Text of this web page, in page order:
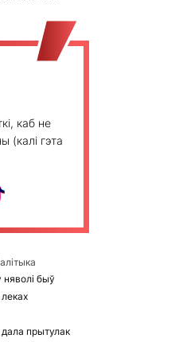
каб не
(калі гэта
няволі быў
прытулак